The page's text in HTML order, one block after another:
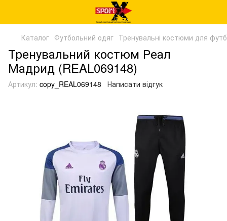
Каталог Футбольний одяг Тренувальні костюми для
Тренувальний костюм Реал
Мадрид (REAL069148)
Артикул: copy_REAL069148 Написати відгук